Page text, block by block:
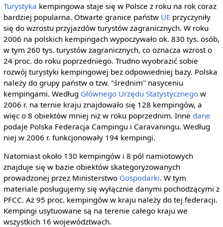
Turystyka kempingowa staje się w Polsce z roku na rok coraz
bardziej popularna. Otwarte granice państw UEprzyczyniły
się do wzrostu przyjazdów turystów zagranicznych. W roku
2006 na polskich kempingach wypoczywało ok. 830 tys. osób,
w tym 260 tys. turystów zagranicznych, co oznacza wzrost o
24 proc. do roku poprzedniego. Trudno wyobrazić sobie
rozwój turystyki kempingowej bez odpowiedniej bazy. Polska
należy do grupy państw o tzw. "średnim" nasyceniu
kempingami. Według Głównego Urzędu Statystycznegow
2006 r. na ternie kraju znajdowało się 128 kempingów, a
więc o 8 obiektów mniej niż w roku poprzednim. Inne dane
podaje Polska Federacja Campingu i Caravaningu. Według
niej w 2006 r. funkcjonowały 194 kempingi.
Natomiast około 130 kempingów i 8 pól namiotowych
znajduje się w bazie obiektów skategoryzowanych
prowadzonej przez Ministerstwo Gospodarki. W tym
materiale posługujemy się wyłącznie danymi pochodzącymi z
PFCC. Aż 95 proc. kempingów w kraju należy do tej federacji.
Kempingi usytuowane są na terenie całego kraju we
wszystkich 16 województwach.